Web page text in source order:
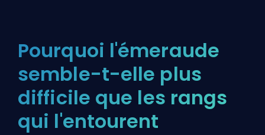
Pourquoi l'émeraude
semble-t-elle plus
difficile que les rangs
qui l'entourent